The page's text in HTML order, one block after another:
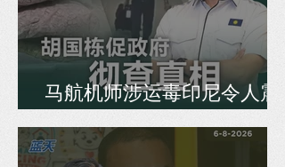
马航机师涉运毒印尼令人震